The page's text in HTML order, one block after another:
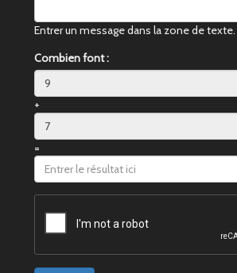
Entrer un message dans la zone de texte.
Combien font :
+
=